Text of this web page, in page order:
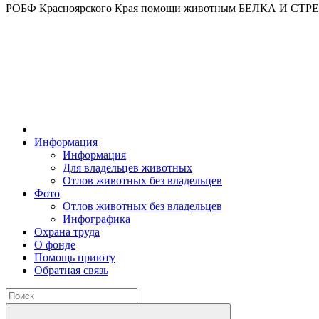
РОБФ Красноярского Края помощи животным БЕЛКА И
Информация
Информация
Для владельцев животных
Отлов животных без владельцев
Фото
Отлов животных без владельцев
Инфографика
Охрана труда
О фонде
Помощь приюту
Обратная связь